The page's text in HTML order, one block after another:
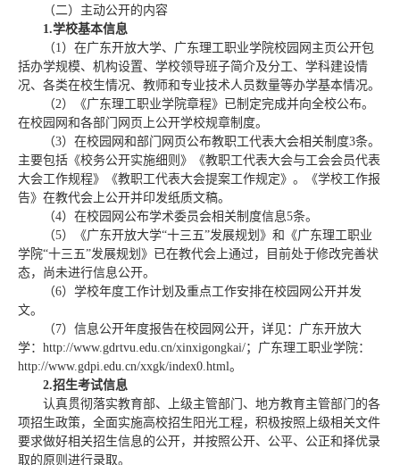
（二）主动公开的内容
1.学校基本信息
（1）在广东开放大学、广东理工职业学院校园网主页公开包
括办学规模、机构设置、学校领导班子简介及分工、学科建设情
况、各类在校生情况、教师和专业技术人员数量等办学基本情况。
（2）《广东理工职业学院章程》已制定完成并向全校公布。
在校园网和各部门网页上公开学校规章制度。
（3）在校园网和部门网页公布教职工代表大会相关制度3条。
主要包括《校务公开实施细则》《教职工代表大会与工会会员代表
大会工作规程》《教职工代表大会提案工作规定》。《学校工作报
告》在教代会上公开并印发纸质文稿。
（4）在校园网公布学术委员会相关制度信息5条。
（5）《广东开放大学“十三五”发展规划》和《广东理工职业
学院“十三五”发展规划》已在教代会上通过，目前处于修改完善状
态，尚未进行信息公开。
（6）学校年度工作计划及重点工作安排在校园网公开并发
文。
（7）信息公开年度报告在校园网公开，详见：广东开放大
学：http://www.gdrtvu.edu.cn/xinxigongkai/；广东理工职业学院：
http://www.gdpi.edu.cn/xxgk/index0.html。
2.招生考试信息
认真贯彻落实教育部、上级主管部门、地方教育主管部门的各
项招生政策，全面实施高校招生阳光工程，积极按照上级相关文件
要求做好相关招生信息的公开，并按照公开、公平、公正和择优录
取的原则进行录取。